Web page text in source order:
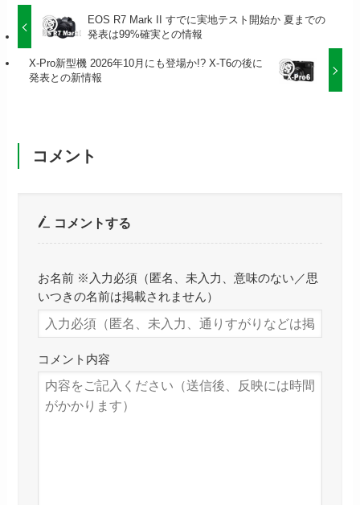
EOS R7 Mark II すでに実地テスト開始か 夏までの
発表は99%確実との情報
X-Pro新型機 2026年10月にも登場か!? X-T6の後に
発表との新情報
コメント
コメントする
お名前 ※入力必須（匿名、未入力、意味のない／思
いつきの名前は掲載されません）
コメント内容